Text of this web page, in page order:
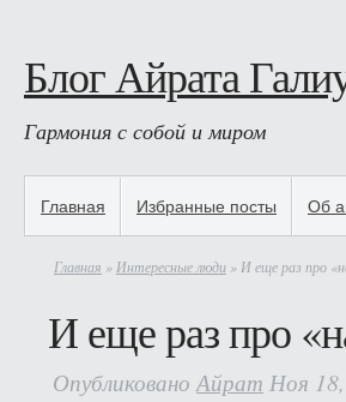
Блог Айрата
Гармония с собой и миром
Главная Избранные посты Об
Главная » Интересные люди » И еще раз про
И еще раз про
Опубликовано Айрат Ноя